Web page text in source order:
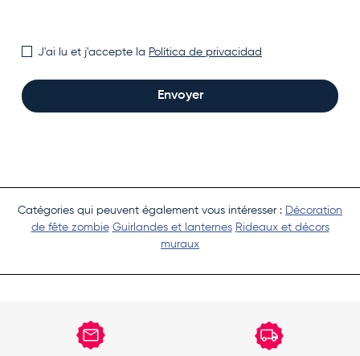
J'ai lu et j'accepte la Política de privacidad
Envoyer
Catégories qui peuvent également vous intéresser : Décoration
de fête zombie Guirlandes et lanternes Rideaux et décors
muraux